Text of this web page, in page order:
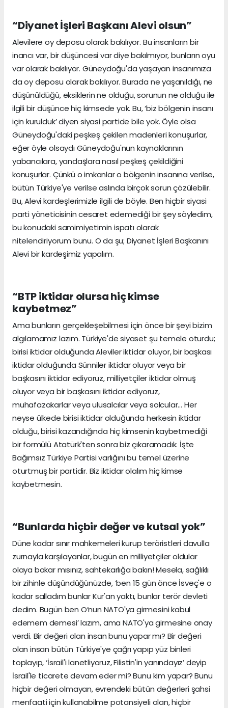
“Diyanet İşleri Başkanı Alevi olsun”
Alevilere oy deposu olarak bakılıyor. Bu insanların bir
inancı var, bir düşüncesi var diye bakılmıyor, bunların oyu
var olarak bakılıyor. Güneydoğu'da yaşayan insanımıza
da oy deposu olarak bakılıyor. Burada ne yaşanıldığı, ne
düşünüldüğü, eksiklerin ne olduğu, sorunun ne olduğu ile
ilgili bir düşünce hiç kimsede yok. Bu, ‘biz bölgenin insanı
için kurulduk’ diyen siyasi partide bile yok. Öyle olsa
Güneydoğu'daki peşkeş çekilen madenleri konuşurlar,
eğer öyle olsaydı Güneydoğu'nun kaynaklarının
yabancılara, yandaşlara nasıl peşkeş çekildiğini
konuşurlar. Çünkü o imkanlar o bölgenin insanına verilse,
bütün Türkiye'ye verilse aslında birçok sorun çözülebilir.
Bu, Alevi kardeşlerimizle ilgili de böyle. Ben hiçbir siyasi
parti yöneticisinin cesaret edemediği bir şey söyledim,
bu konudaki samimiyetimin ispatı olarak
nitelendiriyorum bunu. O da şu; Diyanet İşleri Başkanını
Alevi bir kardeşimiz yapalım.
“BTP iktidar olursa hiç kimse
kaybetmez”
Ama bunların gerçekleşebilmesi için önce bir şeyi bizim
algılamamız lazım. Türkiye'de siyaset şu temele oturdu;
birisi iktidar olduğunda Aleviler iktidar oluyor, bir başkası
iktidar olduğunda Sünniler iktidar oluyor veya bir
başkasını iktidar ediyoruz, milliyetçiler iktidar olmuş
oluyor veya bir başkasını iktidar ediyoruz,
muhafazakarlar veya ulusalcılar veya solcular… Her
neyse ülkede birisi iktidar olduğunda herkesin iktidar
olduğu, birisi kazandığında hiç kimsenin kaybetmediği
bir formülü Atatürk'ten sonra biz çıkaramadık. İşte
Bağımsız Türkiye Partisi varlığını bu temel üzerine
oturtmuş bir partidir. Biz iktidar olalım hiç kimse
kaybetmesin.
“Bunlarda hiçbir değer ve kutsal yok”
Düne kadar sınır mahkemeleri kurup teröristleri davulla
zurnayla karşılayanlar, bugün en milliyetçiler oldular
olaya bakar mısınız, sahtekarlığa bakın! Mesela, sağlıklı
bir zihinle düşündüğünüzde, ‘ben 15 gün önce İsveç'e o
kadar salladım bunlar Kur'an yaktı, bunlar terör devleti
dedim. Bugün ben O’nun NATO'ya girmesini kabul
edemem demesi’ lazım, ama NATO'ya girmesine onay
verdi. Bir değeri olan insan bunu yapar mı? Bir değeri
olan insan bütün Türkiye'ye çağrı yapıp yüz binleri
toplayıp, ‘İsrail'i lanetliyoruz, Filistin'in yanındayız’ deyip
İsrail'le ticarete devam eder mi? Bunu kim yapar? Bunu
hiçbir değeri olmayan, evrendeki bütün değerleri şahsi
menfaati için kullanabilme potansiyeli olan, hiçbir